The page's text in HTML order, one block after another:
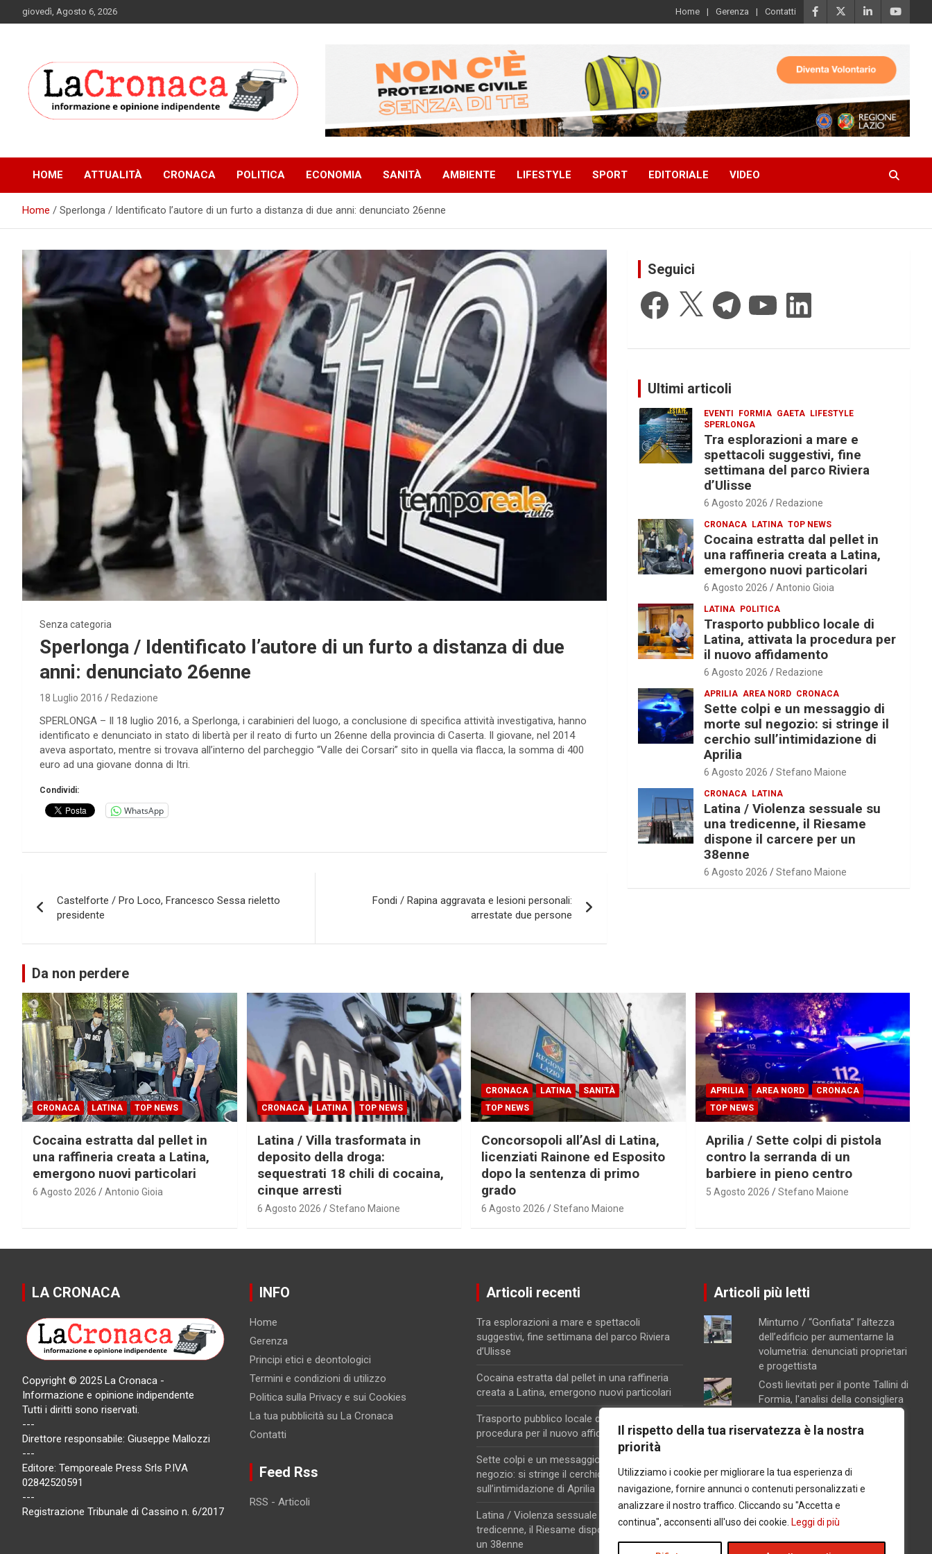
Il rispetto della tua riservatezza è la nostra
priorità
Utilizziamo i cookie per migliorare la tua esperienza di
navigazione, fornire annunci o contenuti personalizzati e
analizzare il nostro traffico. Cliccando su "Accetta e
continua", acconsenti all'uso dei cookie. Leggi di più
to
giovedì, Agosto 6, 2026 Home Gerenza Contatti
HOME ATTUALITÀ CRONACA POLITICA ECONOMIA SANITÀ AMBIENTE LIFESTYLE SPORT EDITORIALE VIDEO
Home Sperlonga / Identificato l’autore di un furto a distanza di due anni: denunciato 26enne
Senza categoria
Sperlonga / Identificato l’autore di un furto a distanza di due
anni: denunciato 26enne
18 Luglio 2016 Redazione
SPERLONGA – Il 18 luglio 2016, a Sperlonga, i carabinieri del luogo, a conclusione di specifica attività investigativa, hanno
identificato e denunciato in stato di libertà per il reato di furto un 26enne della provincia di Caserta. Il giovane, nel 2014
aveva asportato, mentre si trovava all’interno del parcheggio “Valle dei Corsari” sito in quella via flacca, la somma di 400
euro ad una giovane donna di Itri.
Condividi:
WhatsApp
articoli
Castelforte / Pro Loco, Francesco Sessa rieletto
presidente
Fondi / Rapina aggravata e lesioni personali:
arrestate due persone
Seguici
Facebook
X TelegramYouTube LinkedIn
Ultimi articoli
EVENTI FORMIA GAETA LIFESTYLE
SPERLONGA
Tra esplorazioni a mare e
spettacoli suggestivi, fine
settimana del parco Riviera
d’Ulisse
6 Agosto 2026 Redazione
CRONACA LATINA TOP NEWS
Cocaina estratta dal pellet in
una raffineria creata a Latina,
emergono nuovi particolari
6 Agosto 2026 Antonio Gioia
LATINA POLITICA
Trasporto pubblico locale di
Latina, attivata la procedura per
il nuovo affidamento
6 Agosto 2026 Redazione
APRILIA AREA NORD CRONACA
Sette colpi e un messaggio di
morte sul negozio: si stringe il
cerchio sull’intimidazione di
Aprilia
6 Agosto 2026 Stefano Maione
CRONACA LATINA
Latina / Violenza sessuale su
una tredicenne, il Riesame
dispone il carcere per un
38enne
6 Agosto 2026 Stefano Maione
Da non perdere
CRONACA LATINA TOP NEWS
Cocaina estratta dal pellet in
una raffineria creata a Latina,
emergono nuovi particolari
6 Agosto 2026 Antonio Gioia
CRONACA LATINA TOP NEWS
Latina / Villa trasformata in
deposito della droga:
sequestrati 18 chili di cocaina,
cinque arresti
6 Agosto 2026 Stefano Maione
CRONACA LATINA
SANITÀ
TOP NEWS
Concorsopoli all’Asl di Latina,
licenziati Rainone ed Esposito
dopo la sentenza di primo
grado
6 Agosto 2026 Stefano Maione
APRILIA AREA NORD
CRONACA
TOP NEWS
Aprilia / Sette colpi di pistola
contro la serranda di un
barbiere in pieno centro
5 Agosto 2026 Stefano Maione
LA CRONACA
Copyright © 2025 La Cronaca -
Informazione e opinione indipendente
Tutti i diritti sono riservati.
---
Direttore responsabile: Giuseppe Mallozzi
---
Editore: Temporeale Press Srls P.IVA
02842520591
---
Registrazione Tribunale di Cassino n. 6/2017
INFO
Home
Gerenza
Principi etici e deontologici
Termini e condizioni di utilizzo
Politica sulla Privacy e sui Cookies
La tua pubblicità su La Cronaca
Contatti
Feed Rss
RSS - Articoli
Articoli recenti
Tra esplorazioni a mare e spettacoli
suggestivi, fine settimana del parco Riviera
d’Ulisse
Cocaina estratta dal pellet in una raffineria
creata a Latina, emergono nuovi particolari
Trasporto pubblico locale di Latina, attivata la
procedura per il nuovo affidamento
Sette colpi e un messaggio di morte sul
negozio: si stringe il cerchio
sull’intimidazione di Aprilia
Latina / Violenza sessuale su una
tredicenne, il Riesame dispone il carcere per
un 38enne
Articoli più letti
Minturno / “Gonfiata” l’altezza
dell’edificio per aumentarne la
volumetria: denunciati proprietari
e progettista
Costi lievitati per il ponte Tallini di
Formia, l'analisi della consigliera
Chiusura pomeridiana per la
Caso Mendico, crollano le
iscrizioni al Pacinotti di Santi
Cosma e Damiano: soltanto tre
studenti, salta la prima classe
Concorsopoli all’Asl di Latina,